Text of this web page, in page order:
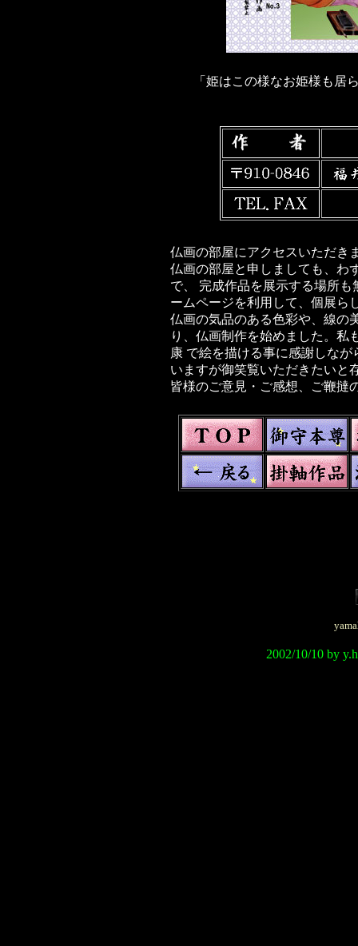
「姫はこの様なお姫様も居
仏画の部屋にアクセスいただき
仏画の部屋と申しましても、わ
で、 完成作品を展示する場所
ームページを利用して、個展ら
仏画の気品のある色彩や、線の
り、仏画制作を始めました。私
康 で絵を描ける事に感謝しな
いますが御笑覧いただきたいと
皆様のご意見・ご感想、ご鞭撻
2002/10/10 by